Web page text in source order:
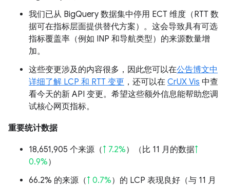
我们已从 BigQuery 数据集中停用 ECT 维度（RTT 数
据可在指标层面提供替代方案）。这会导致具有可选
指标覆盖率（例如 INP 和导航类型）的来源数量增
加。
这些变更涉及的内容很多，因此您可以在公告博文中
详细了解 LCP 和 RTT 变更 ，还可以在 CrUX Vis 中查
看今天的新 API 变更。希望这些额外信息能帮助您调
试核心网页指标。
重要统计数据
18,651,905 个来源（↑ 7.2%）（比 11 月的数据↑
0.9%）
66.2% 的来源（↑ 0.7%）的 LCP 表现良好（与 11 月